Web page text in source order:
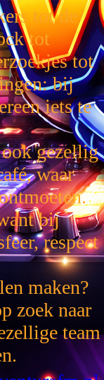
tot de
tot
tot
bij
iets te
gezellig
waar
bij
respect
maken?
zoek naar
team